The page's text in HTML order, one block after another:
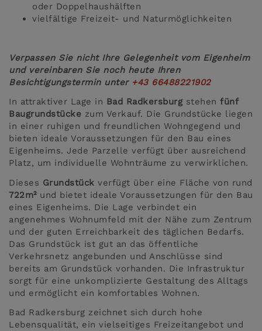
oder Doppelhaushälften
vielfältige Freizeit- und Naturmöglichkeiten
Verpassen Sie nicht Ihre Gelegenheit vom Eigenheim
und vereinbaren Sie noch heute Ihren
Besichtigungstermin unter +43 66488221902
In attraktiver Lage in Bad Radkersburgstehen fünf
Baugrundstücke zum Verkauf. Die Grundstücke liegen
in einer ruhigen und freundlichen Wohngegend und
bieten ideale Voraussetzungen für den Bau eines
Eigenheims. Jede Parzelle verfügt über ausreichend
Platz, um individuelle Wohnträume zu verwirklichen.
Dieses Grundstück verfügt über eine Fläche von rund
722m²und bietet ideale Voraussetzungen für den Bau
eines Eigenheims. Die Lage verbindet ein
angenehmes Wohnumfeld mit der Nähe zum Zentrum
und der guten Erreichbarkeit des täglichen Bedarfs.
Das Grundstück ist gut an das öffentliche
Verkehrsnetz angebunden und Anschlüsse sind
bereits am Grundstück vorhanden. Die Infrastruktur
sorgt für eine unkomplizierte Gestaltung des Alltags
und ermöglicht ein komfortables Wohnen.
Bad Radkersburg zeichnet sich durch hohe
Lebensqualität, ein vielseitiges Freizeitangebot und